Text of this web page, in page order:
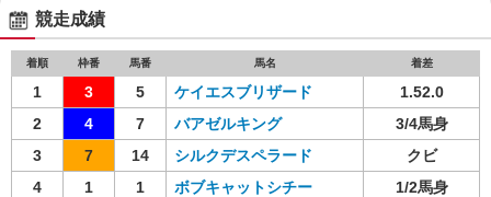
競走成績
着順 枠番 馬番 馬名 着差
1 3 5 ケイエスブリザード
1.52.0
2
4 7 バアゼルキング
3/4馬身
3
7 14 シルクデスペラード
クビ
4
1 1 ボブキャットシチー
1/2馬身